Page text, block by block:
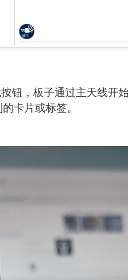
钮，板子通过主天线开
卡片或标签。